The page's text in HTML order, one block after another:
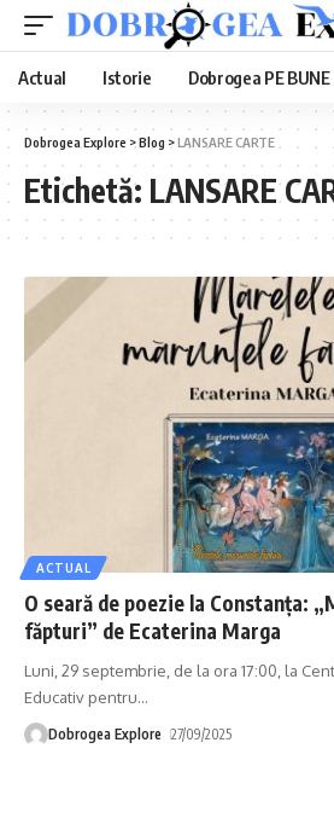
Actual Istorie Dobrogea PE BUNE
Dobrogea Explore >Blog >LANSARE CARTE
Etichetă: LANSARE
ACTUAL
O seară de poezie la Constanța:
făpturi” de Ecaterina Marga
Luni, 29 septembrie, de la ora 17:00, la
Educativ pentru…
Dobrogea Explore 27/09/2025